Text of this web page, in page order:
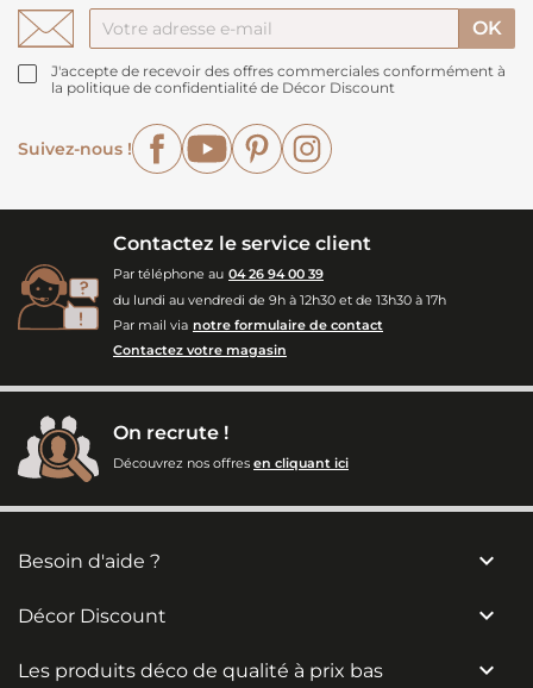
J'accepte de recevoir des offres commerciales conformément à
la politique de confidentialité de Décor Discount
Suivez-nous !
FacebookYouTubePinterest
Contactez le service client
Par téléphone au 04 26 94 00 39
du lundi au vendredi de 9h à 12h30 et de 13h30 à 17h
Par mail via notre formulaire de contact
Contactez votre magasin
On recrute !
Découvrez nos offres en cliquant ici
Besoin d'aide ? 
Décor Discount 
Les produits déco de qualité à prix bas 